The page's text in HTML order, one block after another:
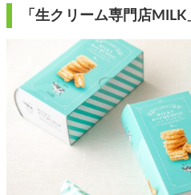
「生クリーム専門店